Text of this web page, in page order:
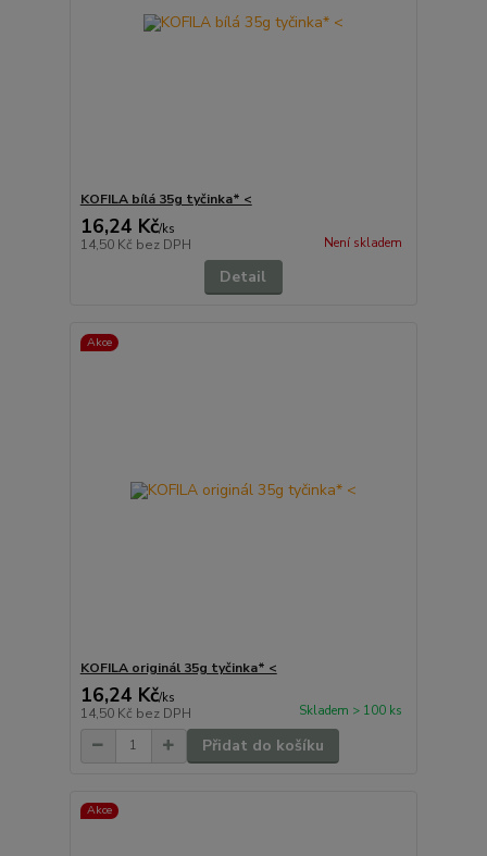
KOFILA bílá 35g tyčinka* <
16,24 Kč/ks
14,50 Kč bez DPH Není skladem
Detail
Akce
KOFILA originál 35g tyčinka* <
16,24 Kč/ks
14,50 Kč bez DPH Skladem > 100 ks
Přidat do košíku
Akce